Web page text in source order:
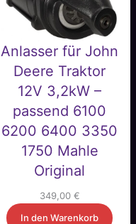
Anlasser für John
Deere Traktor
12V 3,2kW –
passend 6100
6200 6400 3350
1750 Mahle
Original
349,00 €
In den Warenkorb